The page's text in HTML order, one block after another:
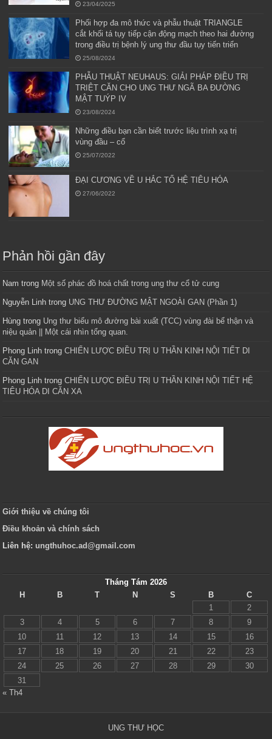
23/04/2025
Phối hợp đa mô thức và phẫu thuật TRIANGLE
cắt khối tá tụy tiếp cận động mạch theo hai đường
trong điều trị bệnh lý ung thư đầu tụy tiến triển
25/08/2024
PHẪU THUẬT NEUHAUS: GIẢI PHÁP ĐIỀU TRỊ
TRIỆT CĂN CHO UNG THƯ NGÃ BA ĐƯỜNG
MẬT TUÝP IV
23/08/2024
Những điều bạn cần biết trước liệu trình xạ trị
vùng đầu – cổ
25/07/2022
ĐẠI CƯƠNG VỀ U HẮC TỐ HỆ TIÊU HÓA
27/06/2022
Phản hồi gần đây
Nam trong Một số phác đồ hoá chất trong ung thư cổ tử cung
Nguyễn Linh trong UNG THƯ ĐƯỜNG MẬT NGOÀI GAN (Phần 1)
Hùng trong Ung thư biểu mô đường bài xuất (TCC) vùng đài bể thận và
niệu quản || Một cái nhìn tổng quan.
Phong Linh trongCHIẾN LƯỢC ĐIỀU TRỊ U THẦN KINH NỘI TIẾT DI
CĂN GAN
Phong Linh trongCHIẾN LƯỢC ĐIỀU TRỊ U THẦN KINH NỘI TIẾT HỆ
TIÊU HÓA DI CĂN XA
Giới thiệu về chúng tôi
Điều khoản và chính sách
Liên hệ:ungthuhoc.ad@gmail.com
Tháng Tám 2026
H
B T N S B
C
1
2
3
4 5 6 7 8
9
10
11 12 13 14 15
16
17
18 19 20 21 22
23
24
25 26 27 28 29
30
31
« Th4
UNG THƯ HỌC